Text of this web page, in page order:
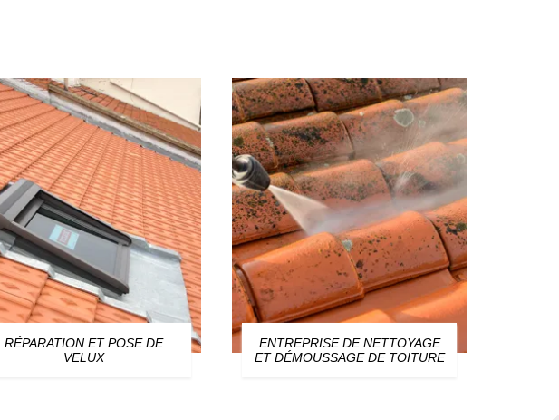
RÉPARATION ET POSE DE
VELUX
ENTREPRISE DE NETTOYAGE
ET DÉMOUSSAGE DE TOITURE